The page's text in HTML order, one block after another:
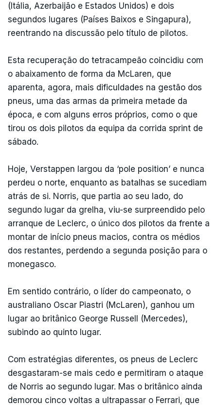
(Itália, Azerbaijão e Estados Unidos) e dois
segundos lugares (Países Baixos e Singapura),
reentrando na discussão pelo título de pilotos.
Esta recuperação do tetracampeão coincidiu com
o abaixamento de forma da McLaren, que
aparenta, agora, mais dificuldades na gestão dos
pneus, uma das armas da primeira metade da
época, e com alguns erros próprios, como o que
tirou os dois pilotos da equipa da corrida sprint de
sábado.
Hoje, Verstappen largou da ‘pole position’ e nunca
perdeu o norte, enquanto as batalhas se sucediam
atrás de si. Norris, que partia ao seu lado, do
segundo lugar da grelha, viu-se surpreendido pelo
arranque de Leclerc, o único dos pilotos da frente a
montar de início pneus macios, contra os médios
dos restantes, perdendo a segunda posição para o
monegasco.
Em sentido contrário, o líder do campeonato, o
australiano Oscar Piastri (McLaren), ganhou um
lugar ao britânico George Russell (Mercedes),
subindo ao quinto lugar.
Com estratégias diferentes, os pneus de Leclerc
desgastaram-se mais cedo e permitiram o ataque
de Norris ao segundo lugar. Mas o britânico ainda
demorou cinco voltas a ultrapassar o Ferrari, que